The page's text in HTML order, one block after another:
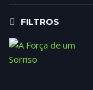
FILTROS